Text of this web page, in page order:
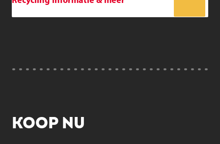
KOOP NU